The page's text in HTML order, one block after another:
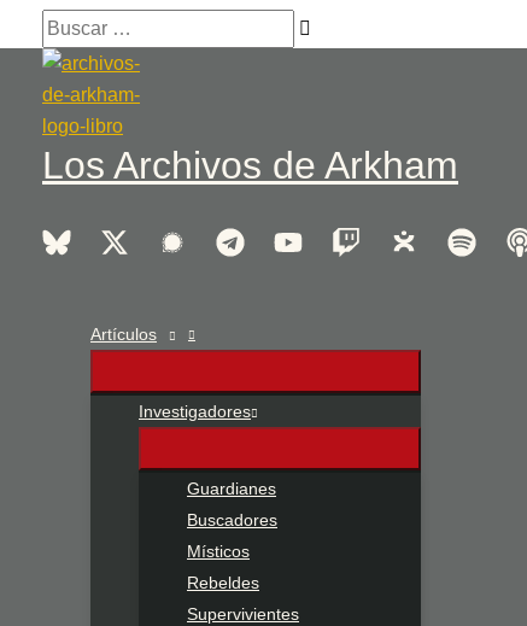
al
contenido
Buscar
…
Los Archivos de Arkham
Artículos
Investigadores
Guardianes
Buscadores
Místicos
Rebeldes
Supervivientes